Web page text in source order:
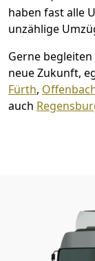
haben fast alle
unzählige
Gerne
neue Zukunft,
Fürth,
auch